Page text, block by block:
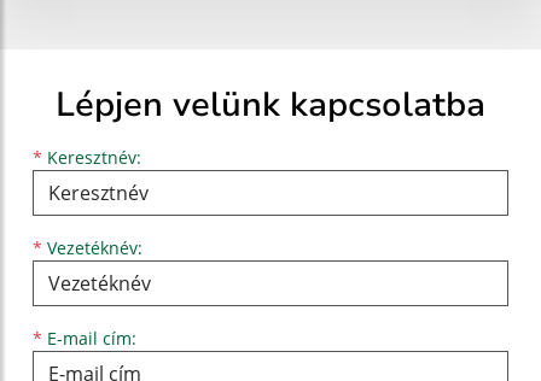
Lépjen velünk kapcsolatba
* Keresztnév:
Keresztnév
* Vezetéknév:
Vezetéknév
* E-mail cím:
E-mail cím